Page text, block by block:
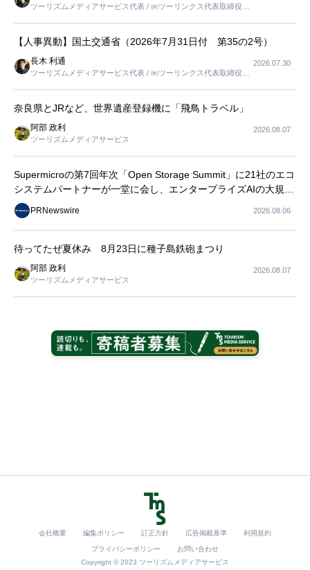
ツーリズムメディアサービス代表 / ㈱ツーリンクス代表取締役社
【人事異動】国土交通省（2026年7月31日付 第35の2号）
長木 利通
ツーリズムメディアサービス代表 / ㈱ツーリンクス代表取締役社
2026.07.30
奈良県とJRなど、世界遺産登録機に「飛鳥トラベル」
阿部 政利
ツーリズムメディアサービス
2026.08.07
Supermicroの第7回年次「Open Storage Summit」に21社のエコ
システムパートナーが一堂に会し、エンタープライズAIの大規模
導入に関する実践的なガイダンスを共有
PRNewswire 2026.08.06
待ってたぜ夏休み 8月23日に種子島鉄砲まつり
阿部 政利
ツーリズムメディアサービス
2026.08.07
会社概要 編集ポリシー 訂正方針 広告掲載基準 利用規約
プライバシーポリシー
お問い合わせ
Copyright © 2023 ツーリズムメディアサービス